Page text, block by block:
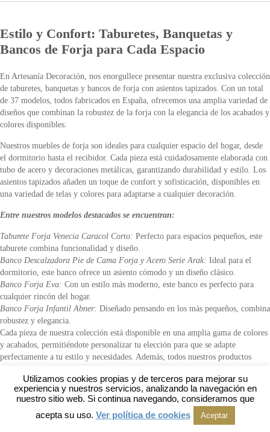
Estilo y Confort: Taburetes, Banquetas y
Bancos de Forja para Cada Espacio
En Artesanía Decoración, nos enorgullece presentar nuestra exclusiva colección
de taburetes, banquetas y bancos de forja con asientos tapizados. Con un total
de 37 modelos, todos fabricados en España, ofrecemos una amplia variedad de
diseños que combinan la robustez de la forja con la elegancia de los acabados y
colores disponibles.
Nuestros muebles de forja son ideales para cualquier espacio del hogar, desde
el dormitorio hasta el recibidor. Cada pieza está cuidadosamente elaborada con
tubo de acero y decoraciones metálicas, garantizando durabilidad y estilo. Los
asientos tapizados añaden un toque de confort y sofisticación, disponibles en
una variedad de telas y colores para adaptarse a cualquier decoración.
Entre nuestros modelos destacados se encuentran:
Taburete Forja Venecia Caracol Corto: Perfecto para espacios pequeños, este
taburete combina funcionalidad y diseño.
Banco Descalzadora Pie de Cama Forja y Acero Serie Arak: Ideal para el
dormitorio, este banco ofrece un asiento cómodo y un diseño clásico.
Banco Forja Eva: Con un estilo más moderno, este banco es perfecto para
cualquier rincón del hogar.
Banco Forja Infantil Abner: Diseñado pensando en los más pequeños, combina
robustez y elegancia.
Cada pieza de nuestra colección está disponible en una amplia gama de colores
y acabados, permitiéndote personalizar tu elección para que se adapte
perfectamente a tu estilo y necesidades. Además, todos nuestros productos
mueble en perfectas condiciones.
Para mas información seguir los enlaces de texto al pie de cada imagen.
Utilizamos cookies propias y de terceros para mejorar su
experiencia y nuestros servicios, analizando la navegación en
nuestro sitio web. Si continua navegando, consideramos que
acepta su uso. Ver política de cookies Aceptar